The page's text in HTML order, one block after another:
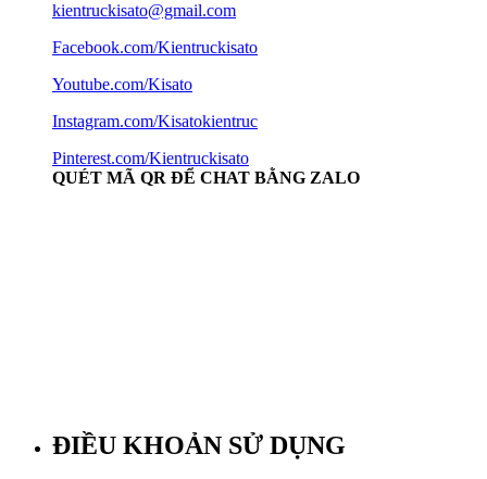
kientruckisato@gmail.com
Facebook.com/Kientruckisato
Youtube.com/Kisato
Instagram.com/Kisatokientruc
Pinterest.com/Kientruckisato
QUÉT MÃ QR ĐỂ CHAT BẰNG ZALO
ĐIỀU KHOẢN SỬ DỤNG